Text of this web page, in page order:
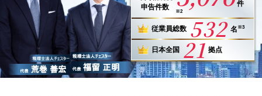
申告件数
件
※2
従業員総数 532 名 ※3
日本全国 21 拠点